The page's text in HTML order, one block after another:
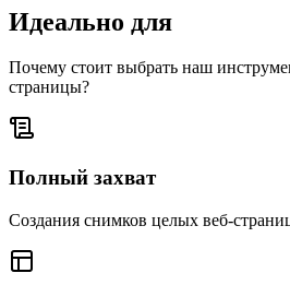
Идеально для
Почему стоит выбрать наш
страницы?
Полный захват
Создания снимков целых веб-